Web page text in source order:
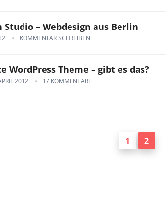
Studio – Webdesign aus Berlin
KOMMENTAR SCHREIBEN
WordPress Theme – gibt es das?
2012 17 KOMMENTARE
1 2